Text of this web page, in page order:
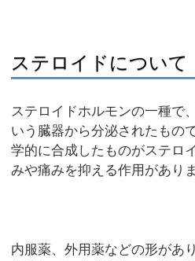
ステロイドについて
ステロイドホルモンの一種で
いう臓器から分泌されたもの
学的に合成したものがステロ
みや痛みを抑える作用がありま
内服薬、外用薬などの形があ